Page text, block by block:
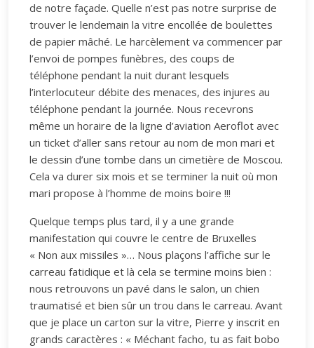
de notre façade. Quelle n’est pas notre surprise de
trouver le lendemain la vitre encollée de boulettes
de papier mâché. Le harcèlement va commencer par
l’envoi de pompes funèbres, des coups de
téléphone pendant la nuit durant lesquels
l’interlocuteur débite des menaces, des injures au
téléphone pendant la journée. Nous recevrons
même un horaire de la ligne d’aviation Aeroflot avec
un ticket d’aller sans retour au nom de mon mari et
le dessin d’une tombe dans un cimetière de Moscou.
Cela va durer six mois et se terminer la nuit où mon
mari propose à l’homme de moins boire !!!
Quelque temps plus tard, il y a une grande
manifestation qui couvre le centre de Bruxelles
« Non aux missiles »… Nous plaçons l’affiche sur le
carreau fatidique et là cela se termine moins bien :
nous retrouvons un pavé dans le salon, un chien
traumatisé et bien sûr un trou dans le carreau. Avant
que je place un carton sur la vitre, Pierre y inscrit en
grands caractères : « Méchant facho, tu as fait bobo